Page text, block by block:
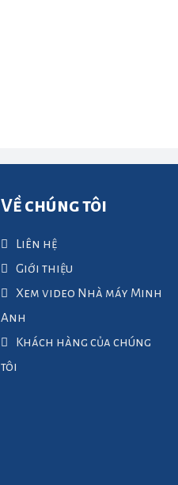
Về chúng tôi
Liên hệ
Giới thiệu
Xem video Nhà máy Minh
Anh
Khách hàng của chúng
tôi